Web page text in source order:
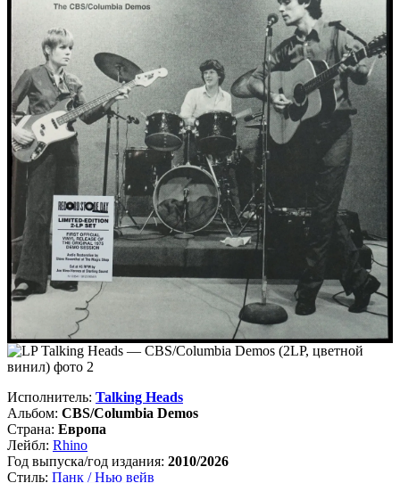
Исполнитель: Talking Heads
Альбом: CBS/Columbia Demos
Страна: Европа
Лейбл: Rhino
Год выпуска/год издания: 2010/2026
Стиль: Панк / Нью вейв